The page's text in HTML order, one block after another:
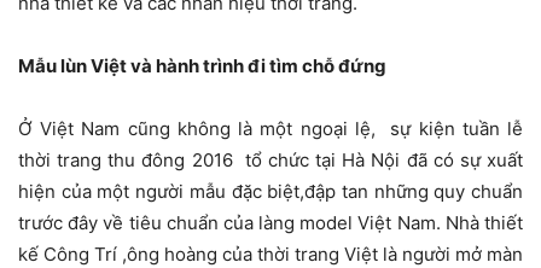
Mẫu lùn Việt và hành trình đi tìm chỗ đứng
Ở Việt Nam cũng không là một ngoại lệ, sự kiện tuần lễ
thời trang thu đông 2016 tổ chức tại Hà Nội đã có sự xuất
hiện của một người mẫu đặc biệt,đập tan những quy chuẩn
trước đây về tiêu chuẩn của làng model Việt Nam. Nhà thiết
kế Công Trí ,ông hoàng của thời trang Việt là người mở màn